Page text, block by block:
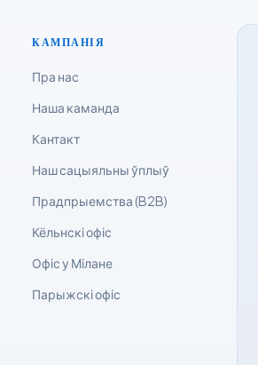
КАМПАНІЯ
Пра нас
Наша каманда
Кантакт
Наш сацыяльны ўплыў
Прадпрыемства (B2B)
Кёльнскі офіс
Офіс у Мілане
Парыжскі офіс